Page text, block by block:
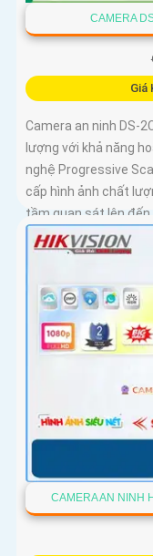
CAMERA
Giá
Camera an ninh DS-
lượng với khả năng
nghệ Progressive
cấp hình ảnh chất
tầm quan sát lên đến
CAMERA AN NINH